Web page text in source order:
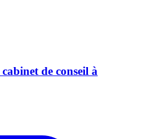
de conseil à